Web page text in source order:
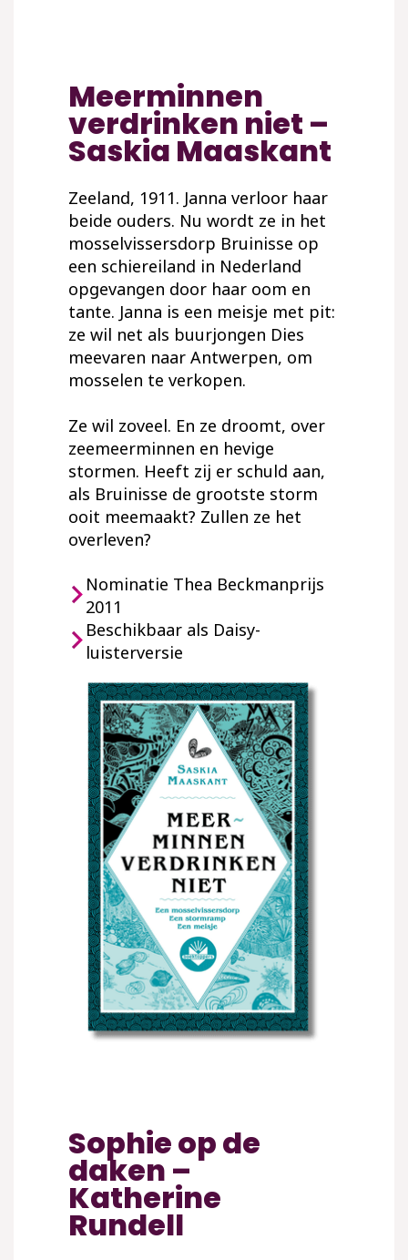
Meerminnen
verdrinken niet –
Saskia Maaskant
Zeeland, 1911. Janna verloor haar
beide ouders. Nu wordt ze in het
mosselvissersdorp Bruinisse op
een schiereiland in Nederland
opgevangen door haar oom en
tante. Janna is een meisje met pit:
ze wil net als buurjongen Dies
meevaren naar Antwerpen, om
mosselen te verkopen.
Ze wil zoveel. En ze droomt, over
zeemeerminnen en hevige
stormen. Heeft zij er schuld aan,
als Bruinisse de grootste storm
ooit meemaakt? Zullen ze het
overleven?
Nominatie Thea Beckmanprijs
2011
Beschikbaar als Daisy-
luisterversie
Sophie op de
daken –
Katherine
Rundell